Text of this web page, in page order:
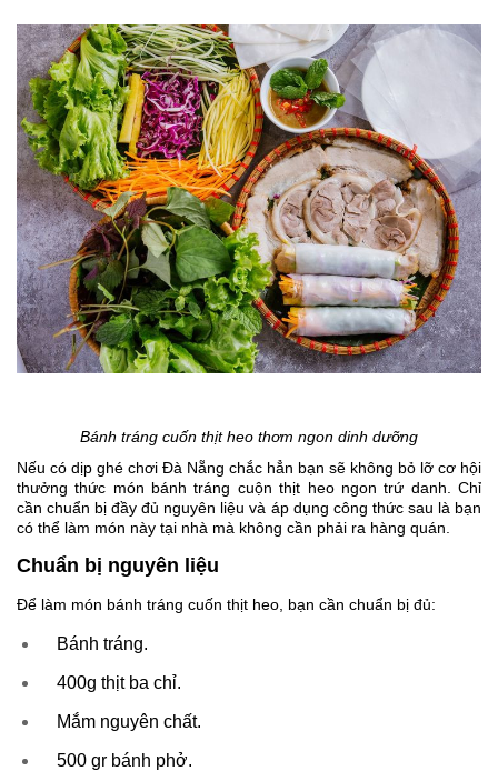
Bánh tráng cuốn thịt heo thơm ngon dinh dưỡng
Nếu có dịp ghé chơi Đà Nẵng chắc hẳn bạn sẽ không bỏ lỡ cơ hội
thưởng thức món bánh tráng cuộn thịt heo ngon trứ danh. Chỉ
cần chuẩn bị đầy đủ nguyên liệu và áp dụng công thức sau là bạn
có thể làm món này tại nhà mà không cần phải ra hàng quán.
Chuẩn bị nguyên liệu
Để làm món bánh tráng cuốn thịt heo, bạn cần chuẩn bị đủ:
Bánh tráng.
400g thịt ba chỉ.
Mắm nguyên chất.
500 gr bánh phở.